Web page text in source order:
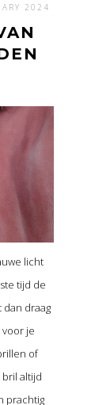
2024
licht
tijd de
draag
je
of
altijd
prachtig